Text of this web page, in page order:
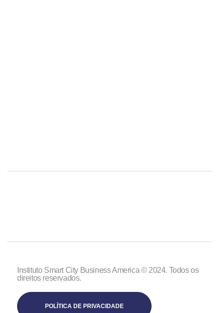
Instituto Smart City Business America © 2024. Todos os
direitos reservados.
POLÍTICA DE PRIVACIDADE